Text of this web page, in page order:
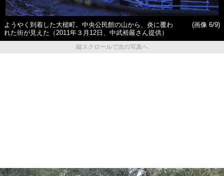
ようやく到着した大槌町。中央公民館の山から、炎に覆わ
れた街が見えた（2011年３月12日、中武裕嚴さん提供）
(画像 6/9)
縦スクロールで次の写真へ